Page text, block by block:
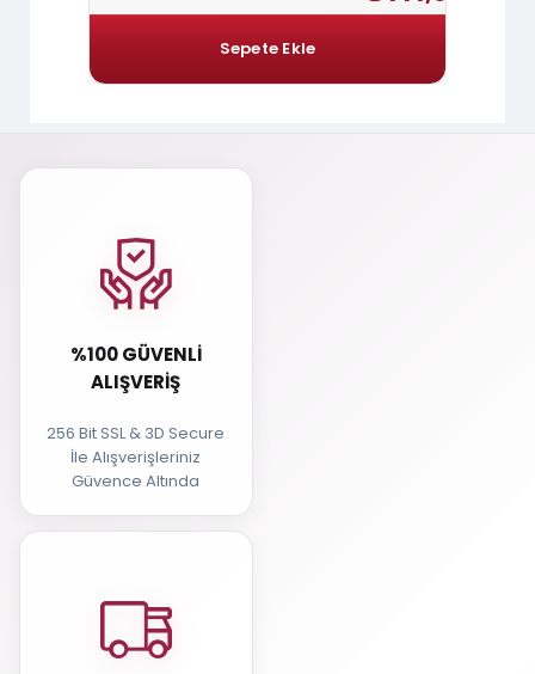
%100 GÜVENLI
ALIŞVERIŞ
256 Bit SSL & 3D Secure
İle Alışverişleriniz
Güvence Altında